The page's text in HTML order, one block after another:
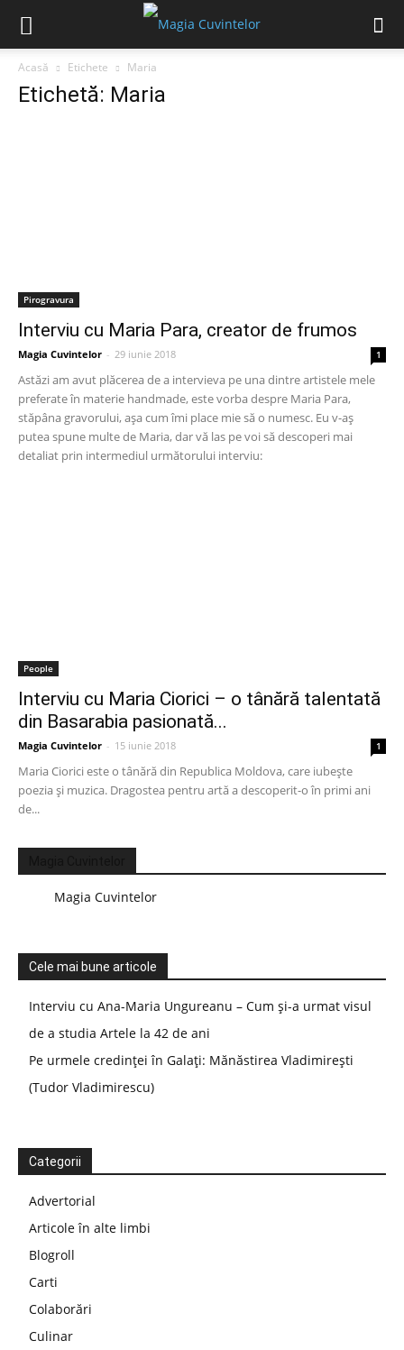
Acasă Etichete Maria
Etichetă: Maria
Pirogravura
Interviu cu Maria Para, creator de frumos
Magia Cuvintelor - 29 iunie 2018 1
Astăzi am avut plăcerea de a intervieva pe una dintre artistele mele
preferate în materie handmade, este vorba despre Maria Para,
stăpâna gravorului, așa cum îmi place mie să o numesc. Eu v-aș
putea spune multe de Maria, dar vă las pe voi să descoperi mai
detaliat prin intermediul următorului interviu:
People
Interviu cu Maria Ciorici – o tânără talentată
din Basarabia pasionată...
Magia Cuvintelor - 15 iunie 2018 1
Maria Ciorici este o tânără din Republica Moldova, care iubește
poezia și muzica. Dragostea pentru artă a descoperit-o în primi ani
de...
Magia Cuvintelor
Cele mai bune articole
Interviu cu Ana-Maria Ungureanu – Cum și-a urmat visul
de a studia Artele la 42 de ani
Pe urmele credinței în Galați: Mănăstirea Vladimirești
(Tudor Vladimirescu)
Categorii
Advertorial
Articole în alte limbi
Blogroll
Carti
Colaborări
Culinar